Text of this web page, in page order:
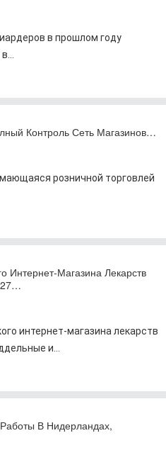
в прошлом году
Контроль Сеть Магазинов…
розничной торговлей
Интернет-Магазина Лекарств
27…
интернет-магазина лекарств
и...
В Нидерландах,